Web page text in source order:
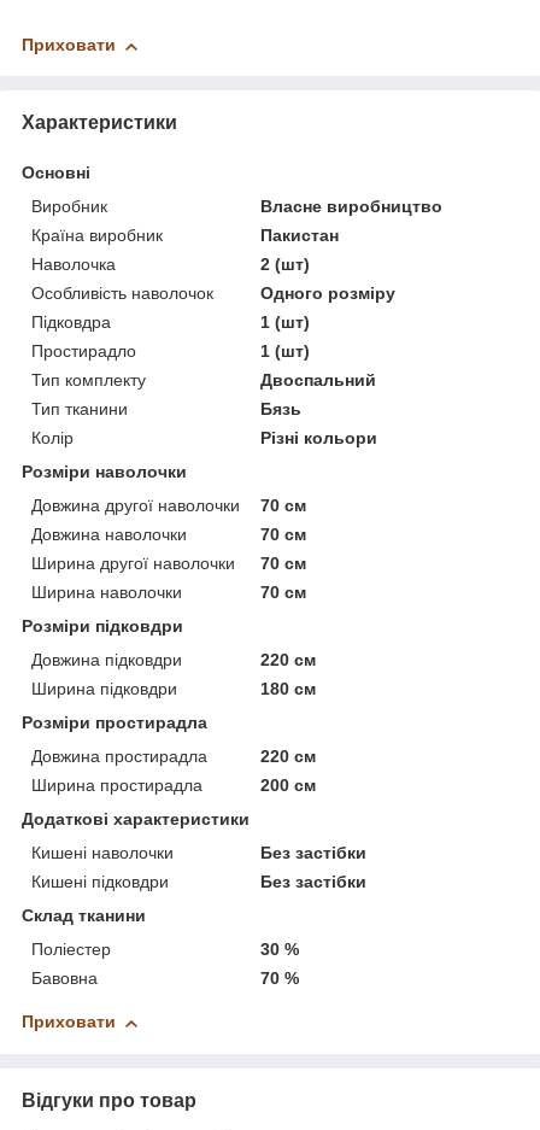
Приховати
Характеристики
Основні
Виробник
Власне виробництво
Країна виробник
Пакистан
Наволочка
2 (шт)
Особливість наволочок
Одного розміру
Підковдра
1 (шт)
Простирадло
1 (шт)
Тип комплекту
Двоспальний
Тип тканини
Бязь
Колір
Різні кольори
Розміри наволочки
Довжина другої наволочки
70 см
Довжина наволочки
70 см
Ширина другої наволочки
70 см
Ширина наволочки
70 см
Розміри підковдри
Довжина підковдри
220 см
Ширина підковдри
180 см
Розміри простирадла
Довжина простирадла
220 см
Ширина простирадла
200 см
Додаткові характеристики
Кишені наволочки
Без застібки
Кишені підковдри
Без застібки
Склад тканини
Поліестер
30 %
Бавовна
70 %
Приховати
Відгуки про товар